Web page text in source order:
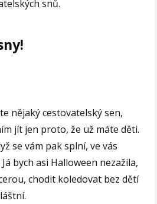
snů.
nějaký cestovatelský sen,
jít jen proto, že už máte děti.
se vám pak splní, ve vás
bych asi Halloween nezažila,
chodit koledovat bez dětí